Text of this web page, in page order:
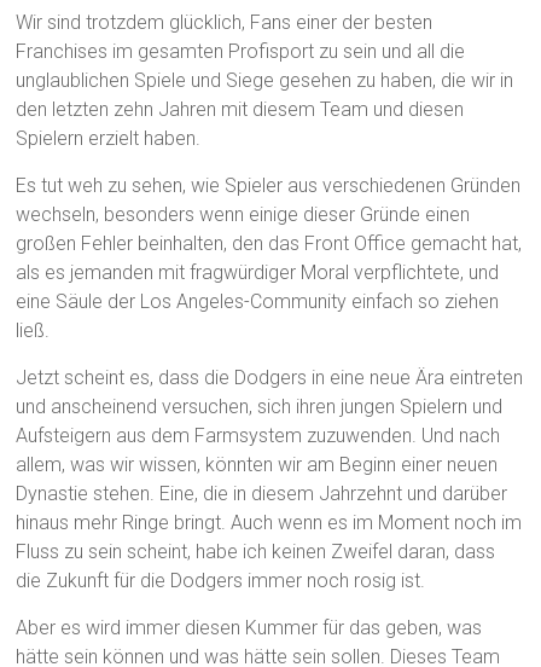
Wir sind trotzdem glücklich, Fans einer der besten
Franchises im gesamten Profisport zu sein und all die
unglaublichen Spiele und Siege gesehen zu haben, die wir in
den letzten zehn Jahren mit diesem Team und diesen
Spielern erzielt haben.
Es tut weh zu sehen, wie Spieler aus verschiedenen Gründen
wechseln, besonders wenn einige dieser Gründe einen
großen Fehler beinhalten, den das Front Office gemacht hat,
als es jemanden mit fragwürdiger Moral verpflichtete, und
eine Säule der Los Angeles-Community einfach so ziehen
ließ.
Jetzt scheint es, dass die Dodgers in eine neue Ära eintreten
und anscheinend versuchen, sich ihren jungen Spielern und
Aufsteigern aus dem Farmsystem zuzuwenden. Und nach
allem, was wir wissen, könnten wir am Beginn einer neuen
Dynastie stehen. Eine, die in diesem Jahrzehnt und darüber
hinaus mehr Ringe bringt. Auch wenn es im Moment noch im
Fluss zu sein scheint, habe ich keinen Zweifel daran, dass
die Zukunft für die Dodgers immer noch rosig ist.
Aber es wird immer diesen Kummer für das geben, was
hätte sein können und was hätte sein sollen. Dieses Team